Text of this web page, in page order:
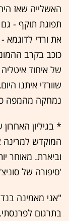
האשלייה שאז
תפוגת תוקף -
את ורדי לדוגמא
כוכב בקרב
של איחוד
שוורדי איתנו
נמחקה מהמפה
* בגיליון
המוקדש למרינה
וביארת. מאוחר
'סיפורה של
"אני מאמינה
בתרגום